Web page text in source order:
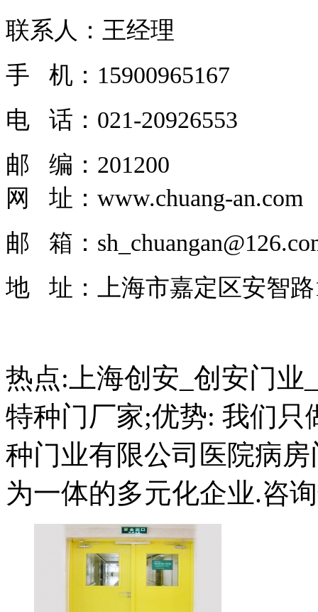
联系人：王经理
手 机：15900965167
电 话： 021-20926553
邮 编：201200
网 址： www.chuang-an.com
邮 箱：
地 址：上海市嘉定区安智路
热点:上海创安_创安门业
特种门厂家;优势: 我们只
种门业有限公司医院病
为一体的多元化企业.咨